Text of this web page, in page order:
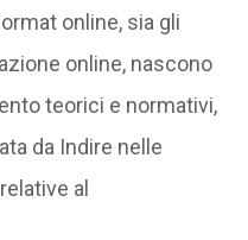
online, sia gli
online, nascono
teorici e normativi,
da Indire nelle
al